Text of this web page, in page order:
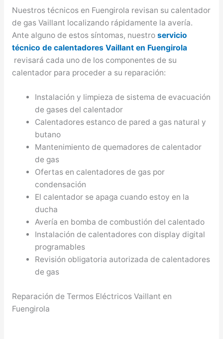
Nuestros técnicos en Fuengirola revisan su calentador
de gas Vaillant localizando rápidamente la avería.
Ante alguno de estos síntomas, nuestro servicio
técnico de calentadores Vaillant en Fuengirola
revisará cada uno de los componentes de su
calentador para proceder a su reparación:
Instalación y limpieza de sistema de evacuación
de gases del calentador
Calentadores estanco de pared a gas natural y
butano
Mantenimiento de quemadores de calentador
de gas
Ofertas en calentadores de gas por
condensación
El calentador se apaga cuando estoy en la
ducha
Avería en bomba de combustión del calentado
Instalación de calentadores con display digital
programables
Revisión obligatoria autorizada de calentadores
de gas
Reparación de Termos Eléctricos Vaillant en
Fuengirola